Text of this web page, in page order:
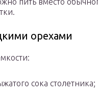
орехами
сока столетника;